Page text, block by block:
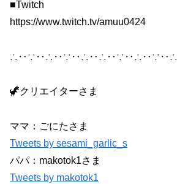
■Twitch
https://www.twitch.tv/amuu0424
∴‥∵‥∴‥∵‥∴‥∴‥∵‥∴‥∵‥∴
🦖クリエイターさま
ママ：ごにたさま
Tweets by sesami_garlic_s
パパ：makotok1さま
Tweets by makotok1